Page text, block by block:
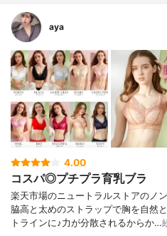
aya
4.00
コスパ◎プチプラ育乳ブラ
楽天市場のニュートラルストアのノ
脇高と太めのストラップで胸を自然
トラインに♪力が分散されるからか…